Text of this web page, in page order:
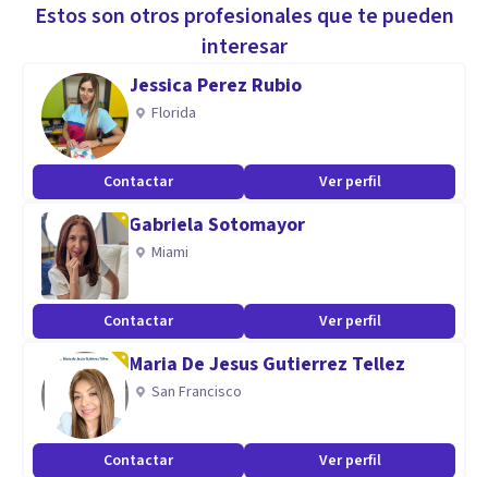
Como te comentaba aprendí 4 tipos de enfoque
psicológicos y aunque todos eran buenos, útiles para varios
casos, yo encontré uno que iba más conmigo, con mi forma
de ser, que me cautivó, por ello hice una certificación como
terapeuta EFT Emotionally Focused Teraphy A y B.
Especialidad
Sentido de vida
Rupturas amorosas
Asuntos inconclusos (padres, parejas, familia, amistades,
laborales)
Experiencias dolorosas
Estos son otros profesionales que te pueden
interesar
Jessica Perez Rubio
Florida
Contactar Ver perfil
Gabriela Sotomayor
Miami
Contactar Ver perfil
Maria De Jesus Gutierrez Tellez
San Francisco
Contactar Ver perfil